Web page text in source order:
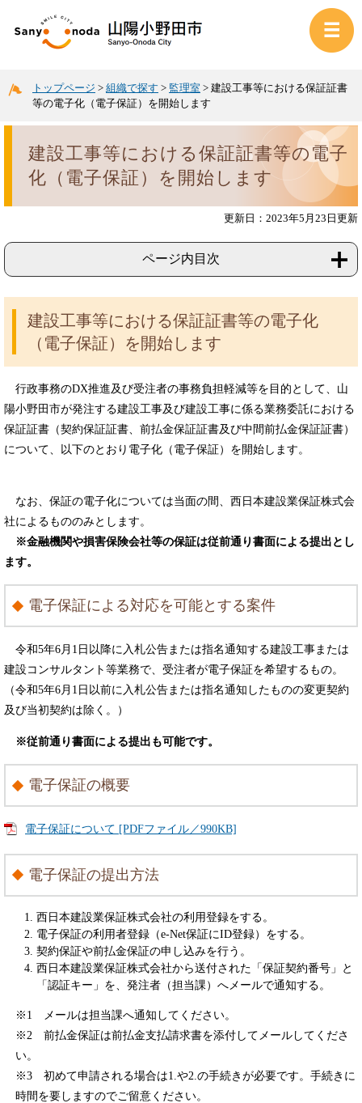
トップページ > 組織で探す > 監理室 > 建設工事等における保証証書
等の電子化（電子保証）を開始します
建設工事等における保証証書等の電子
化（電子保証）を開始します
更新日：2023年5月23日更新
ページ内目次
建設工事等における保証証書等の電子化
（電子保証）を開始します
行政事務のDX推進及び受注者の事務負担軽減等を目的として、山
陽小野田市が発注する建設工事及び建設工事に係る業務委託における
保証証書（契約保証証書、前払金保証証書及び中間前払金保証証書）
について、以下のとおり電子化（電子保証）を開始します。
なお、保証の電子化については当面の間、西日本建設業保証株式会
社によるもののみとします。
※金融機関や損害保険会社等の保証は従前通り書面による提出とし
ます。
電子保証による対応を可能とする案件
令和5年6月1日以降に入札公告または指名通知する建設工事または
建設コンサルタント等業務で、受注者が電子保証を希望するもの。
（令和5年6月1日以前に入札公告または指名通知したものの変更契約
及び当初契約は除く。）
※従前通り書面による提出も可能です。
電子保証の概要
電子保証について [PDFファイル／990KB]
電子保証の提出方法
西日本建設業保証株式会社の利用登録をする。
電子保証の利用者登録（e-Net保証にID登録）をする。
契約保証や前払金保証の申し込みを行う。
西日本建設業保証株式会社から送付された「保証契約番号」と
「認証キー」を、発注者（担当課）へメールで通知する。
※1 メールは担当課へ通知してください。
※2 前払金保証は前払金支払請求書を添付してメールしてくださ
い。
※3 初めて申請される場合は1.や2.の手続きが必要です。手続きに
時間を要しますのでご留意ください。